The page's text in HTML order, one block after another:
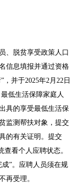
、脱贫享受政策人口
信息填报并通过资格
并于2025年2月22日
低生活保障家庭人
具的享受最低生活保
监测帮扶对象，提交
的有关证明。提交
查看个人应聘状态。
”。应聘人员须在规
再受理。